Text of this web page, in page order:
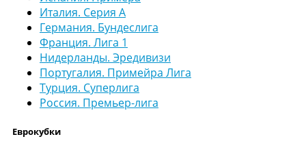
Италия. Серия А
Германия. Бундеслига
Франция. Лига 1
Нидерланды. Эредивизи
Португалия. Примейра Лига
Турция. Суперлига
Россия. Премьер-лига
Еврокубки